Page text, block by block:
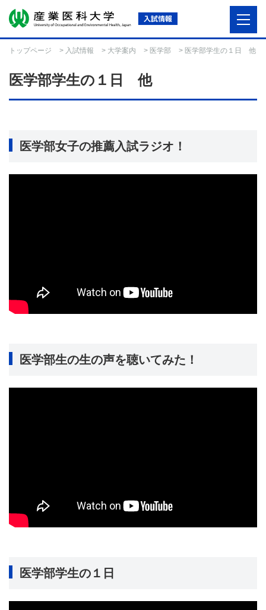
トップページ > 入試情報 > 大学案内 > 医学部 > 医学部学生の１日 他
医学部学生の１日 他
医学部女子の推薦入試ラジオ！
医学部生の生の声を聴いてみた！
医学部学生の１日